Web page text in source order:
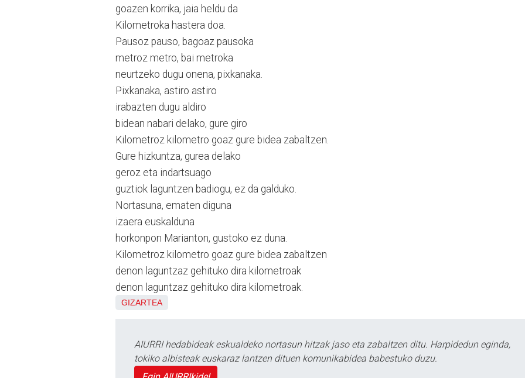
goazen korrika, jaia heldu da
Kilometroka hastera doa.
Pausoz pauso, bagoaz pausoka
metroz metro, bai metroka
neurtzeko dugu onena, pixkanaka.
Pixkanaka, astiro astiro
irabazten dugu aldiro
bidean nabari delako, gure giro
Kilometroz kilometro goaz gure bidea zabaltzen.
Gure hizkuntza, gurea delako
geroz eta indartsuago
guztiok laguntzen badiogu, ez da galduko.
Nortasuna, ematen diguna
izaera euskalduna
horkonpon Marianton, gustoko ez duna.
Kilometroz kilometro goaz gure bidea zabaltzen
denon laguntzaz gehituko dira kilometroak
denon laguntzaz gehituko dira kilometroak.
GIZARTEA
AIURRI hedabideak eskualdeko nortasun hitzak jaso eta zabaltzen ditu. Harpidedun eginda,
tokiko albisteak euskaraz lantzen dituen komunikabidea babestuko duzu.